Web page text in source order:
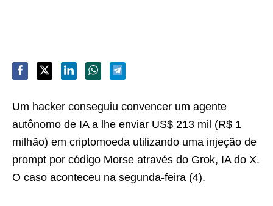
Um hacker conseguiu convencer um agente
autônomo de IA a lhe enviar US$ 213 mil (R$ 1
milhão) em criptomoeda utilizando uma injeção de
prompt por código Morse através do Grok, IA do X.
O caso aconteceu na segunda-feira (4).